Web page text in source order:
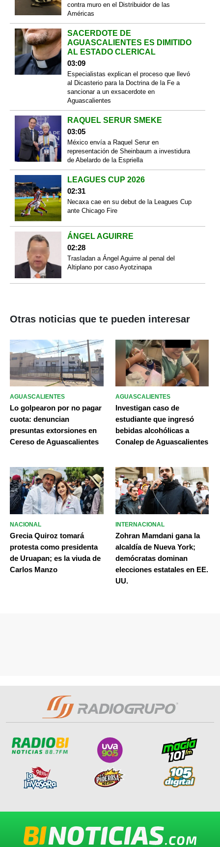
contra muro en el Distribuidor de las
Américas
SACERDOTE DE
AGUASCALIENTES ES DIMITIDO
AL ESTADO CLERICAL
03:09
Especialistas explican el proceso que llevó
al Dicasterio para la Doctrina de la Fe a
sancionar a un exsacerdote en
Aguascalientes
RAQUEL SERUR SMEKE
03:05
México envía a Raquel Serur en
representación de Sheinbaum a investidura
de Abelardo de la Espriella
LEAGUES CUP 2026
02:31
Necaxa cae en su debut de la Leagues Cup
ante Chicago Fire
ÁNGEL AGUIRRE
02:28
Trasladan a Ángel Aguirre al penal del
Altiplano por caso Ayotzinapa
Otras noticias que te pueden interesar
AGUASCALIENTES
Lo golpearon por no pagar
cuota: denuncian
presuntas extorsiones en
Cereso de Aguascalientes
AGUASCALIENTES
Investigan caso de
estudiante que ingresó
bebidas alcohólicas a
Conalep de Aguascalientes
NACIONAL
Grecia Quiroz tomará
protesta como presidenta
de Uruapan; es la viuda de
Carlos Manzo
INTERNACIONAL
Zohran Mamdani gana la
alcaldía de Nueva York;
demócratas dominan
elecciones estatales en EE.
UU.